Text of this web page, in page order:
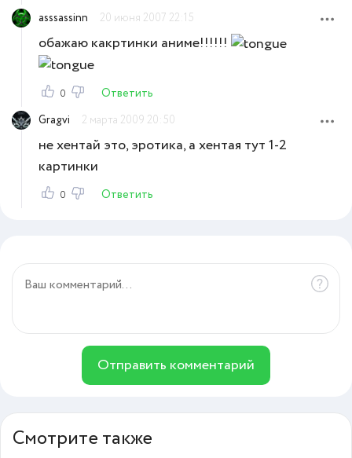
asssassinn
20 июня 2007 22:15
обажаю какртинки аниме!!!!!!
0
Ответить
Gragvi
2 марта 2009 20:50
не хентай это, эротика, а хентая тут 1-2
картинки
0 Ответить
Отправить комментарий
Смотрите также